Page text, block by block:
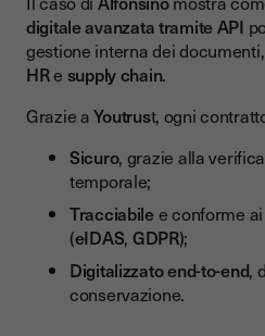
digitale avanzata tramite API
gestione interna dei
HRe supply chain.
Grazie aYoutrust, ogni
Sicuro, grazie alla
temporale;
Tracciabilee conforme
(eIDAS, GDPR);
Digitalizzato end-to-end,
conservazione.